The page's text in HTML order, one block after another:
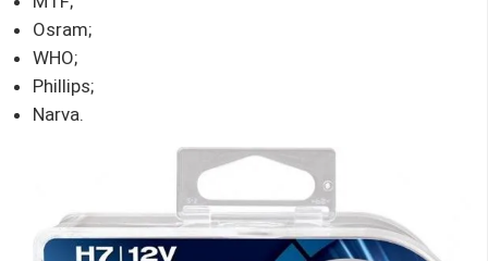
Osram;
WHO;
Phillips;
Narva.